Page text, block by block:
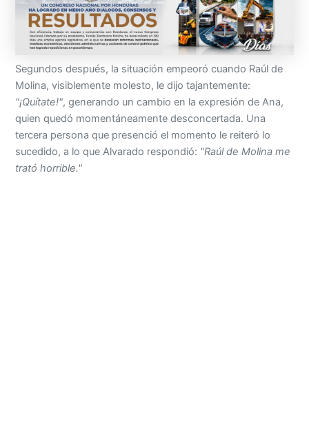
Segundos después, la situación empeoró cuando Raúl de
Molina, visiblemente molesto, le dijo tajantemente:
"¡Quítate!", generando un cambio en la expresión de Ana,
quien quedó momentáneamente desconcertada. Una
tercera persona que presenció el momento le reiteró lo
sucedido, a lo que Alvarado respondió: "Raúl de Molina me
trató horrible."